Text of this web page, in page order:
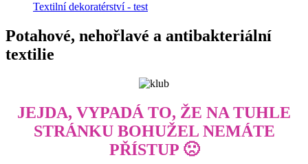
Textilní dekoratérství - test
Potahové, nehořlavé a antibakteriální
textilie
JEJDA, VYPADÁ TO, ŽE NA TUHLE
STRÁNKU BOHUŽEL NEMÁTE
PŘÍSTUP 🙁